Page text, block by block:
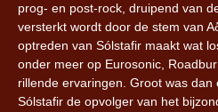
prog- en post-rock, druipend van
versterkt wordt door de stem van
optreden van Sólstafir maakt wat
onder meer op Eurosonic,
rillende ervaringen. Groot was dan
Sólstafir de opvolger van het